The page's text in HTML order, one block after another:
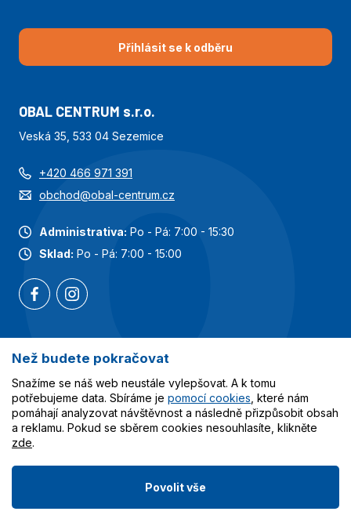
Přihlásit se k odběru
OBAL CENTRUM s.r.o.
Veská 35, 533 04 Sezemice
+420 466 971 391
obchod@obal-centrum.cz
Administrativa: Po - Pá: 7:00 - 15:30
Sklad: Po - Pá: 7:00 - 15:00
Nejoblíbenější kategorie
Služby
Vše o nákupu
Než budete pokračovat
Snažíme se náš web neustále vylepšovat. A k tomu
potřebujeme data. Sbíráme je pomocí cookies , které nám
pomáhají analyzovat návštěvnost a následně přizpůsobit obsah
a reklamu. Pokud se sběrem cookies nesouhlasíte, klikněte
zde.
Povolit vše